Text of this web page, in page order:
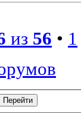
из 56 • 1